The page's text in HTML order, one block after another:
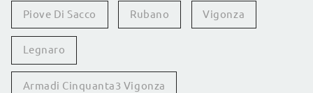
Piove Di Sacco Rubano Vigonza
Legnaro
Armadi Cinquanta3 Vigonza